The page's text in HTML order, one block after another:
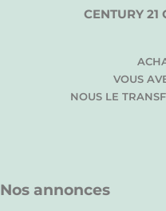
CENTURY 21
VOUS
NOUS LE
Nos annonces